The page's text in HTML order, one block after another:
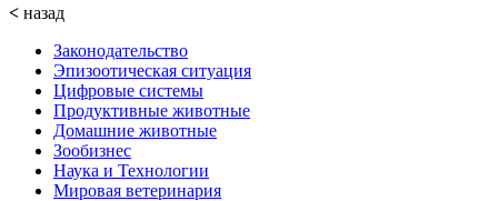
< назад
Законодательство
Эпизоотическая ситуация
Цифровые системы
Продуктивные животные
Домашние животные
Зообизнес
Наука и Технологии
Мировая ветеринария